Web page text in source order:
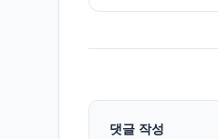
댓글 작성